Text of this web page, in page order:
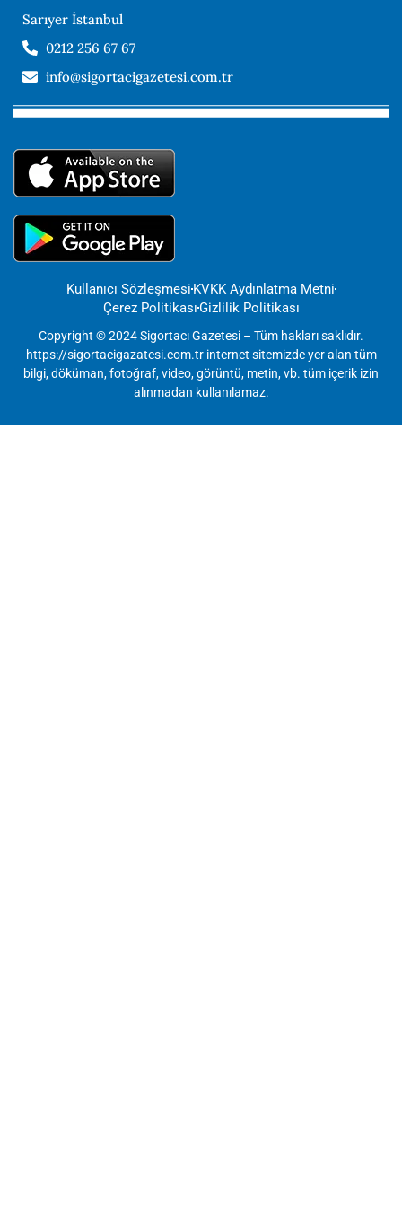
Sarıyer İstanbul
0212 256 67 67
info@sigortacigazetesi.com.tr
Kullanıcı SözleşmesiKVKK Aydınlatma Metni
Çerez PolitikasıGizlilik Politikası
Copyright © 2024 Sigortacı Gazetesi – Tüm hakları saklıdır.
https://sigortacigazatesi.com.tr internet sitemizde yer alan tüm
bilgi, döküman, fotoğraf, video, görüntü, metin, vb. tüm içerik izin
alınmadan kullanılamaz.